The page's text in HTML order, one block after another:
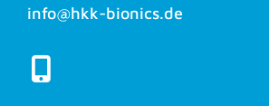
info@hkk-bionics.de